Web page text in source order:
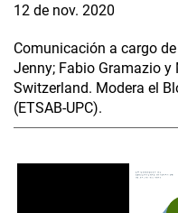
12 de nov. 2020
Comunicación a cargo
Jenny; Fabio Gramazio y
Switzerland. Modera el
(ETSAB-UPC).